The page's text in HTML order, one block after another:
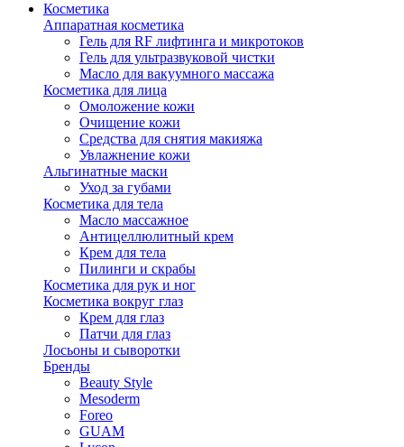
Косметика
Аппаратная косметика
Гель для RF лифтинга и микротоков
Гель для ультразвуковой чистки
Масло для вакуумного массажа
Косметика для лица
Омоложение кожи
Очищение кожи
Средства для снятия макияжа
Увлажнение кожи
Альгинатные маски
Уход за губами
Косметика для тела
Масло массажное
Антицеллюлитный крем
Крем для тела
Пилинги и скрабы
Косметика для рук и ног
Косметика вокруг глаз
Крем для глаз
Патчи для глаз
Лосьоны и сыворотки
Бренды
Beauty Style
Mesoderm
Foreo
GUAM